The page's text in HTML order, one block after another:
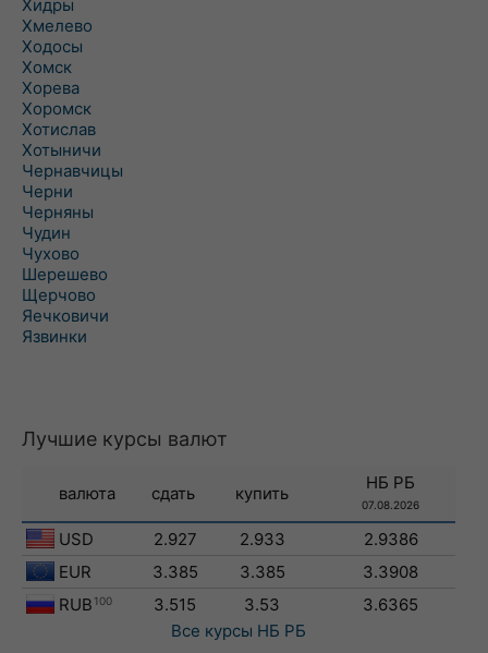
Хидры
Хмелево
Ходосы
Хомск
Хорева
Хоромск
Хотислав
Хотыничи
Чернавчицы
Черни
Черняны
Чудин
Чухово
Шерешево
Щерчово
Яечковичи
Язвинки
Лучшие курсы валют
валюта сдать купить
НБ РБ
07.08.2026
USD 2.927 2.933
2.9386
EUR
3.385 3.385
3.3908
RUB 100 3.515 3.53
3.6365
Все курсы НБ РБ